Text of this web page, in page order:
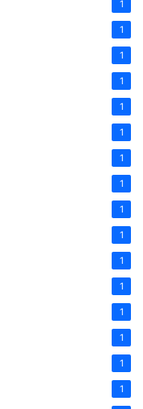
1
1
1
1
1
1
1
1
1
1
1
1
1
1
1
1